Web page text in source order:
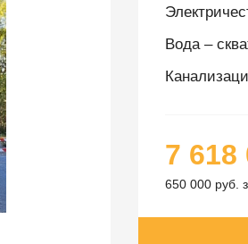
Вода –
7 618
650 000 руб.